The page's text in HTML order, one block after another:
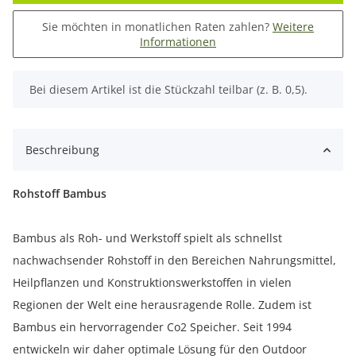
Sie möchten in monatlichen Raten zahlen? Weitere
Informationen
x
Bei diesem Artikel ist die Stückzahl teilbar (z. B. 0,5).
Beschreibung
Rohstoff Bambus
Bambus als Roh- und Werkstoff spielt als schnellst
nachwachsender Rohstoff in den Bereichen Nahrungsmittel,
Heilpflanzen und Konstruktionswerkstoffen in vielen
Regionen der Welt eine herausragende Rolle. Zudem ist
Bambus ein hervorragender Co2 Speicher. Seit 1994
entwickeln wir daher optimale Lösung für den Outdoor